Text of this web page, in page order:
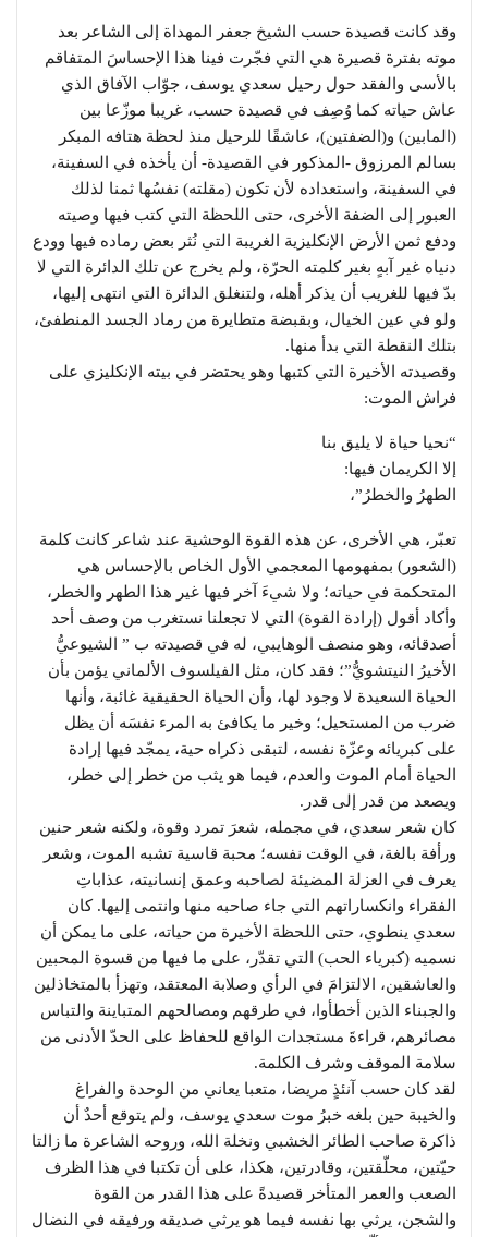
وقد كانت قصيدة حسب الشيخ جعفر المهداة إلى الشاعر بعد
موته بفترة قصيرة هي التي فجّرت فينا هذا الإحساسَ المتفاقم
بالأسى والفقد حول رحيل سعدي يوسف، جوّاب الآفاق الذي
عاش حياته كما وُصِف في قصيدة حسب، غريبا موزّعا بين
(المابين) و(الضفتين)، عاشقًا للرحيل منذ لحظة هتافه المبكر
بسالم المرزوق -المذكور في القصيدة- أن يأخذه في السفينة،
في السفينة، واستعداده لأن تكون (مقلته) نفسُها ثمنا لذلك
العبور إلى الضفة الأخرى، حتى اللحظة التي كتب فيها وصيته
ودفع ثمن الأرض الإنكليزية الغريبة التي نُثر بعض رماده فيها وودع
دنياه غير آبهٍ بغير كلمته الحرّة، ولم يخرج عن تلك الدائرة التي لا
بدّ فيها للغريب أن يذكر أهله، ولتنغلق الدائرة التي انتهى إليها،
ولو في عين الخيال، وبقبضة متطايرة من رماد الجسد المنطفئ،
بتلك النقطة التي بدأ منها.
وقصيدته الأخيرة التي كتبها وهو يحتضر في بيته الإنكليزي على
فراش الموت:
“نحيا حياة لا يليق بنا
إلا الكريمان فيها:
الطهرُ والخطرُ”،
تعبّر، هي الأخرى، عن هذه القوة الوحشية عند شاعر كانت كلمة
(الشعور) بمفهومها المعجمي الأول الخاص بالإحساس هي
المتحكمة في حياته؛ ولا شيءَ آخر فيها غير هذا الطهر والخطر،
وأكاد أقول (إرادة القوة) التي لا تجعلنا نستغرب من وصف أحد
أصدقائه، وهو منصف الوهايبي، له في قصيدته ب ” الشيوعيُّ
الأخيرُ النيتشويُّ”؛ فقد كان، مثل الفيلسوف الألماني يؤمن بأن
الحياة السعيدة لا وجود لها، وأن الحياة الحقيقية غائبة، وأنها
ضرب من المستحيل؛ وخير ما يكافئ به المرء نفسَه أن يظل
على كبريائه وعزّة نفسه، لتبقى ذكراه حية، يمجّد فيها إرادة
الحياة أمام الموت والعدم، فيما هو يثب من خطر إلى خطر،
ويصعد من قدر إلى قدر.
كان شعر سعدي، في مجمله، شعرَ تمرد وقوة، ولكنه شعر حنين
ورأفة بالغة، في الوقت نفسه؛ محبة قاسية تشبه الموت، وشعر
يعرف في العزلة المضيئة لصاحبه وعمق إنسانيته، عذاباتِ
الفقراء وانكساراتهم التي جاء صاحبه منها وانتمى إليها. كان
سعدي ينطوي، حتى اللحظة الأخيرة من حياته، على ما يمكن أن
نسميه (كبرياء الحب) التي تقدّر، على ما فيها من قسوة المحبين
والعاشقين، الالتزامَ في الرأي وصلابة المعتقد، وتهزأ بالمتخاذلين
والجبناء الذين أخطأوا، في طرقهم ومصالحهم المتباينة والتباس
مصائرهم، قراءةَ مستجدات الواقع للحفاظ على الحدّ الأدنى من
سلامة الموقف وشرف الكلمة.
لقد كان حسب آنئذٍ مريضا، متعبا يعاني من الوحدة والفراغ
والخيبة حين بلغه خبرُ موت سعدي يوسف، ولم يتوقع أحدٌ أن
ذاكرة صاحب الطائر الخشبي ونخلة الله، وروحه الشاعرة ما زالتا
حيّتين، محلّقتين، وقادرتين، هكذا، على أن تكتبا في هذا الظرف
الصعب والعمر المتأخر قصيدةً على هذا القدر من القوة
والشجن، يرثي بها نفسه فيما هو يرثي صديقه ورفيقه في النضال